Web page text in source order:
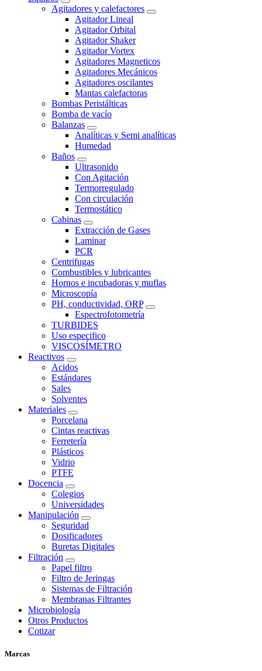
Agitadores y calefactores
Agitador Lineal
Agitador Orbital
Agitador Shaker
Agitador Vortex
Agitadores Magneticos
Agitadores Mecánicos
Agitadores oscilantes
Mantas calefactoras
Bombas Peristálticas
Bomba de vacío
Balanzas
Analíticas y Semi analíticas
Humedad
Baños
Ultrasonido
Con Agitación
Termorregulado
Con circulación
Termostático
Cabinas
Extracción de Gases
Laminar
PCR
Centrifugas
Combustibles y lubricantes
Hornos e incubadoras y muflas
Microscopía
PH, conductividad, ORP
Espectrofotometría
TURBIDES
Uso especifico
VISCOSÍMETRO
Reactivos
Acidos
Estándares
Sales
Solventes
Materiales
Porcelana
Cintas reactivas
Ferretería
Plásticos
Vidrio
PTFE
Docencia
Colegios
Universidades
Manipulación
Seguridad
Dosificadores
Buretas Digitales
Filtración
Papel filtro
Filtro de Jeringas
Sistemas de Filtración
Membranas Filtrantes
Microbiología
Otros Productos
Cotizar
Marcas